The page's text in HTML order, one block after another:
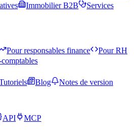
Immobilier B2B
Services
Pour responsables finance
Pour RH
Blog
Notes de version
API
MCP